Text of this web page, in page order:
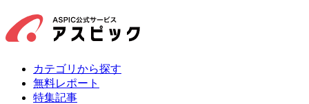
カテゴリから探す
無料レポート
特集記事